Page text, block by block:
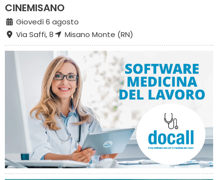
CINEMISANO
Giovedì 6 agosto
Via Saffi, 8
Misano Monte (RN)